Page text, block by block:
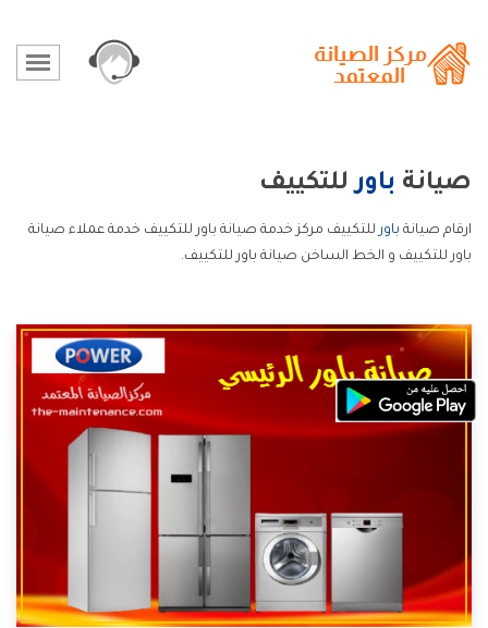
صيانة باورللتكييف
ارقام صيانة باورللتكييف مركز خدمة صيانة باور للتكييف خدمة عملاء صيانة
باور للتكييف و الخط الساخن صيانة باور للتكييف.